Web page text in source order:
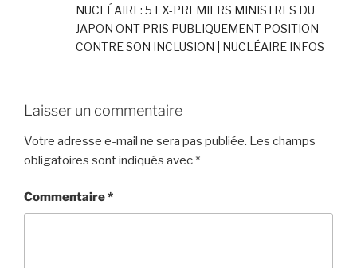
NUCLÉAIRE: 5 EX-PREMIERS MINISTRES DU
JAPON ONT PRIS PUBLIQUEMENT POSITION
CONTRE SON INCLUSION | NUCLÉAIRE INFOS
Laisser un commentaire
Votre adresse e-mail ne sera pas publiée. Les champs
obligatoires sont indiqués avec *
Commentaire*